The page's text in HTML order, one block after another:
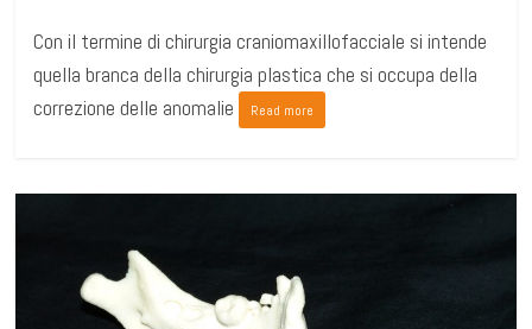
Con il termine di chirurgia craniomaxillofacciale si intende
quella branca della chirurgia plastica che si occupa della
correzione delle anomalie
Read more